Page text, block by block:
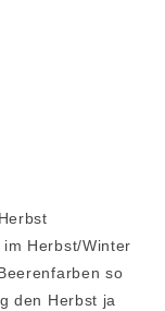
Herbst/Winter
so
den Herbst ja